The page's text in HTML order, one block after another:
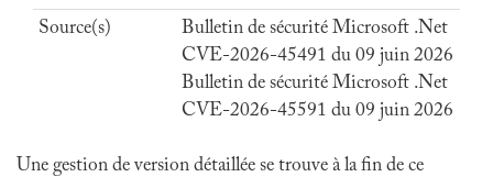
Source(s)
Bulletin de sécurité Microsoft .Net
CVE-2026-45491 du 09 juin 2026
Bulletin de sécurité Microsoft .Net
CVE-2026-45591 du 09 juin 2026
Une gestion de version détaillée se trouve à la fin de ce